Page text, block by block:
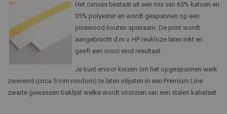
Het canvas bestaat uit een mix van 65% katoen en
35% polyester en wordt gespannen op een
pinewood houten spieraam. De print wordt
aangebracht d.m.v. HP reukloze latex inkt en
geeft een mooi eind resultaat.
Je kunt ervoor kiezen om het opgespannen werk
zwevend (circa 5 mm rondom) te laten inlijsten in een Premium Line
zwarte gewassen baklijst welke wordt voorzien van een stalen kabelset.